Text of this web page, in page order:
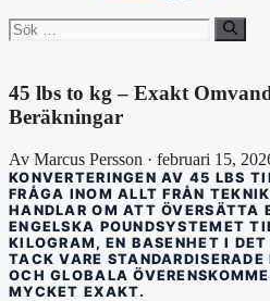
Sök
efter:
45 lbs to kg – Exakt
Beräkningar
Av Marcus Persson · februari 15,
KONVERTERINGEN AV 45 LBS
FRÅGA INOM ALLT FRÅN
HANDLAR OM ATT ÖVERSÄTTA
ENGELSKA POUNDSYSTEMET
KILOGRAM, EN BASENHET I
TACK VARE
OCH GLOBALA
MYCKET EXAKT.